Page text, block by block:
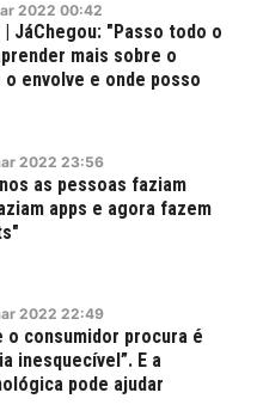
2022 00:42
JáChegou: "Passo todo o
mais sobre o
envolve e onde posso
2022 23:56
as pessoas faziam
apps e agora fazem
2022 22:49
o consumidor procura é
inesquecível”. E a
pode ajudar